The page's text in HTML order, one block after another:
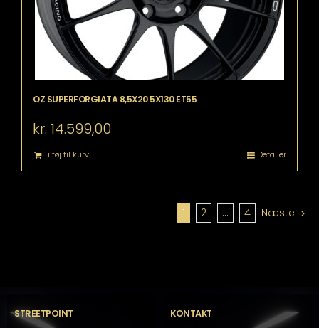
OZ SUPERFORGIATA 8,5X20 5X130 ET55
kr. 14.599,00
Tilføj til kurv Detaljer
1 2 … 4 Næste
STREETPOINT
KONTAKT